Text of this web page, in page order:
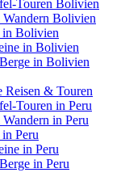
Touren Bolivien
Bolivien
in Bolivien
in Bolivien
in Bolivien
& Touren
Touren in Peru
in Peru
Peru
in Peru
in Peru